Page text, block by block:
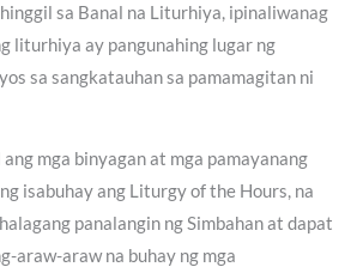
sa Banal na Liturhiya, ipinaliwanag
liturhiya ay pangunahing lugar ng
sa sangkatauhan sa pamamagitan ni
mga binyagan at mga pamayanang
isabuhay ang Liturgy of the Hours, na
panalangin ng Simbahan at dapat
araw-araw na buhay ng mga